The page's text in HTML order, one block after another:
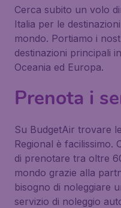
Cerca subito un volo
Italia per le
mondo. Portiamo i
destinazioni principali
Oceania ed Europa.
Prenota i
Su BudgetAir trovare
Regional è facilissimo.
di prenotare tra oltre
mondo grazie alla
bisogno di noleggiare
servizio di noleggio